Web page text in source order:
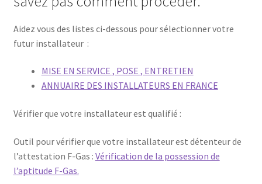
Aidez vous des listes ci-dessous pour sélectionner votre
futur installateur :
MISE EN SERVICE , POSE , ENTRETIEN
ANNUAIRE DES INSTALLATEURS EN FRANCE
Vérifier que votre installateur est qualifié :
Outil pour vérifier que votre installateur est détenteur de
l’attestation F-Gas : Vérification de la possession de
l’aptitude F-Gas.